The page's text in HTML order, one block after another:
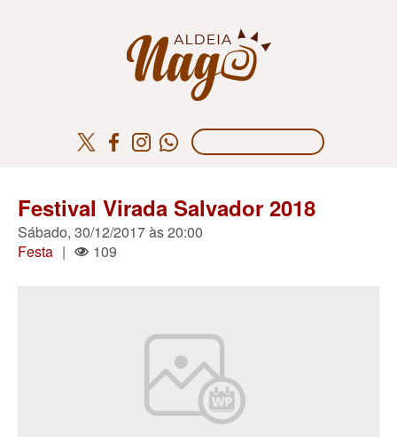
Festival Virada Salvador 2018
Sábado, 30/12/2017 às 20:00
Festa | 109